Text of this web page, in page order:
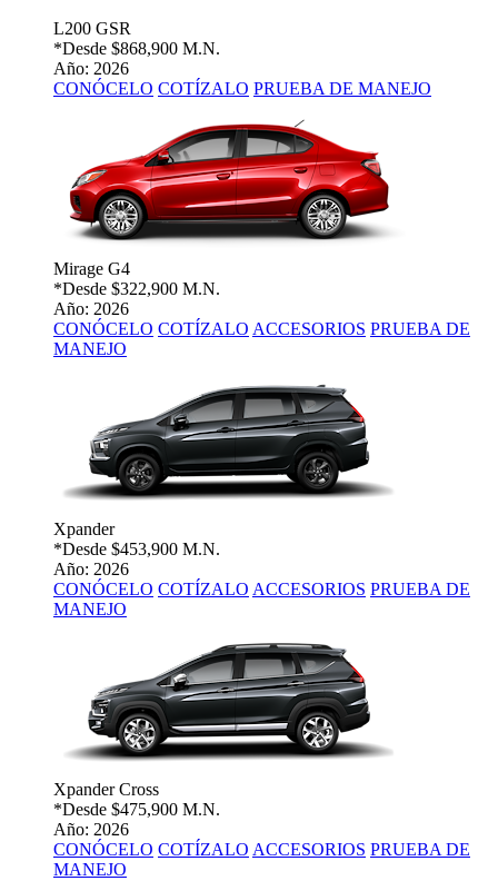
L200 GSR
*Desde $868,900 M.N.
Año: 2026
CONÓCELO COTÍZALO PRUEBA DE MANEJO
Mirage G4
*Desde $322,900 M.N.
Año: 2026
CONÓCELO COTÍZALO ACCESORIOS PRUEBA DE
MANEJO
Xpander
*Desde $453,900 M.N.
Año: 2026
CONÓCELO COTÍZALO ACCESORIOS PRUEBA DE
MANEJO
Xpander Cross
*Desde $475,900 M.N.
Año: 2026
CONÓCELO COTÍZALO ACCESORIOS PRUEBA DE
MANEJO